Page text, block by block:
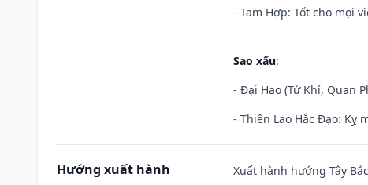
- Tam Hợp: Tốt cho mọi
Sao xấu:
- Đại Hao (Tử Khí, Quan
- Thiên Lao Hắc Đạo: Kỵ
Hướng xuất hành
Xuất hành hướng Tây